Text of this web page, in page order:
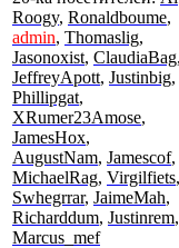
Roogy, Ronaldboume,
admin, Thomaslig,
Jasonoxist, ClaudiaBag,
JeffreyApott, Justinbig,
Phillipgat,
XRumer23Amose,
JamesHox,
AugustNam, Jamescof,
MichaelRag, Virgilfiets,
Swhegrrar, JaimeMah,
Richarddum, Justinrem,
Marcus_mef